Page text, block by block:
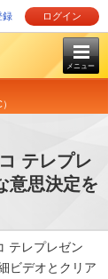
録 ログイン
メニュー
テレプレ
意思決定を
テレプレゼン
ビデオとクリア